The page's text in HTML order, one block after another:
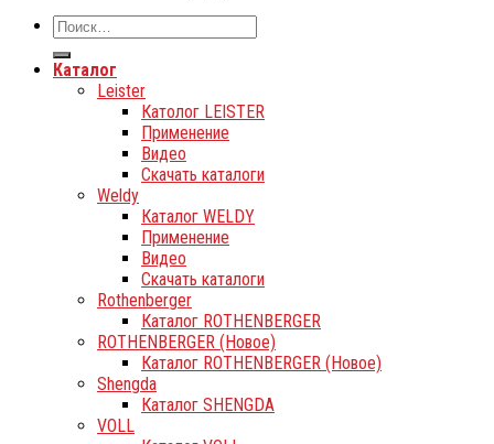
Каталог
Leister
Католог LEISTER
Применение
Видео
Скачать каталоги
Weldy
Каталог WELDY
Применение
Видео
Скачать каталоги
Rothenberger
Каталог ROTHENBERGER
ROTHENBERGER (Новое)
Каталог ROTHENBERGER (Новое)
Shengda
Каталог SHENGDA
VOLL